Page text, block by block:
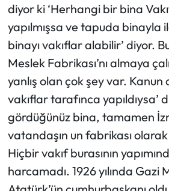
diyor ki ‘Herhangi bir bina
yapılmışsa ve tapuda binayla
binayı vakıflar alabilir’ diyor.
Meslek Fabrikası’nı almaya
yanlış olan çok şey var. Kanun
vakıflar tarafınca yapıldıysa’
gördüğünüz bina, tamamen
vatandaşın un fabrikası olarak
Hiçbir vakıf burasının
harcamadı. 1926 yılında Gazi